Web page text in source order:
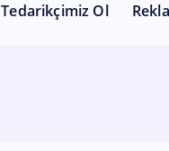
Tedarikçimiz Ol